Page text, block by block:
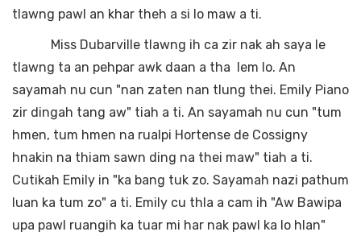
tlawng pawl an khar theh a si lo maw a ti.
Miss Dubarville tlawng ih ca zir nak ah saya le
tlawng ta an pehpar awk daan a tha lem lo. An
sayamah nu cun "nan zaten nan tlung thei. Emily Piano
zir dingah tang aw" tiah a ti. An sayamah nu cun "tum
hmen, tum hmen na rualpi Hortense de Cossigny
hnakin na thiam sawn ding na thei maw" tiah a ti.
Cutikah Emily in "ka bang tuk zo. Sayamah nazi pathum
luan ka tum zo" a ti. Emily cu thla a cam ih "Aw Bawipa
upa pawl ruangih ka tuar mi har nak pawl ka lo hlan"